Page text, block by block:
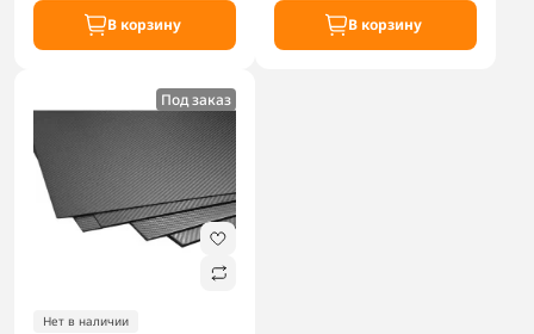
В корзину В корзину
Под заказ
Нет в наличии